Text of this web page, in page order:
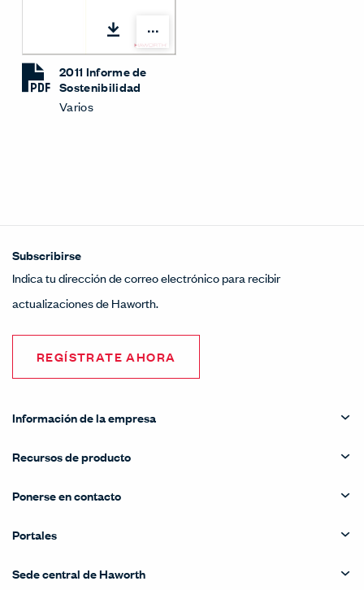
2011 Informe de
Sostenibilidad
Varios
Subscribirse
Indica tu dirección de correo electrónico para recibir
actualizaciones de Haworth.
REGÍSTRATE AHORA
Información de la empresa
Recursos de producto
Ponerse en contacto
Portales
Sede central de Haworth